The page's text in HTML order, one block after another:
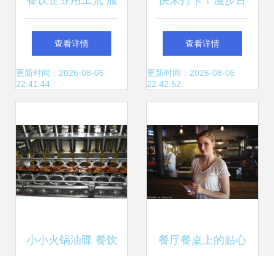
务机器人能否成为
救场利器？
查看详情
更新时间：2026-08-06
22:41:44
村落，感受慢时
光，品味地道餐饮
查看详情
更新时间：2026-08-06
22:42:52
小小火锅油碟 餐饮 餐厅餐桌上的贴心